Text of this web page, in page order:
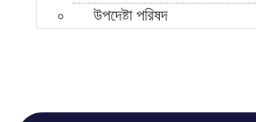
উপদেষ্টা পরিষদ